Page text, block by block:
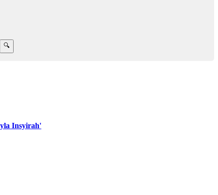
Insyirah'